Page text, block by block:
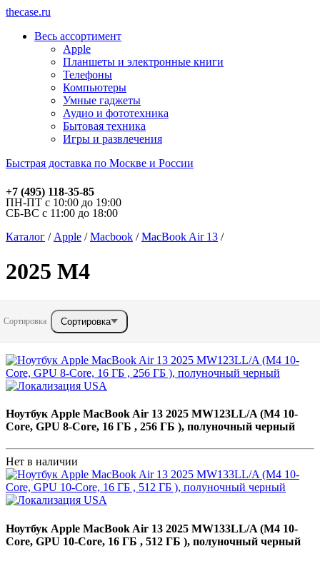
thecase.ru
Весь ассортимент
Apple
Планшеты и электронные книги
Телефоны
Компьютеры
Умные гаджеты
Аудио и фототехника
Бытовая техника
Игры и развлечения
Быстрая доставка по Москве и России
+7 (495) 118-35-85
ПН-ПТ с 10:00 до 19:00
СБ-ВС с 11:00 до 18:00
Каталог / Apple /Macbook /MacBook Air 13 /
2025 M4
Сортировка Сортировка
Ноутбук Apple MacBook Air 13 2025 MW123LL/A (M4 10-
Core, GPU 8-Core, 16 ГБ , 256 ГБ ), полуночный черный
Нет в наличии
Ноутбук Apple MacBook Air 13 2025 MW133LL/A (M4 10-
Core, GPU 10-Core, 16 ГБ , 512 ГБ ), полуночный черный